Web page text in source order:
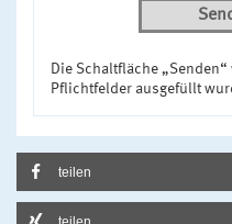
Die Schaltfläche
Pflichtfelder ausgefüllt
teilen